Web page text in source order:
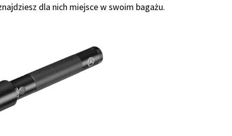
dla nich miejsce w swoim bagażu.